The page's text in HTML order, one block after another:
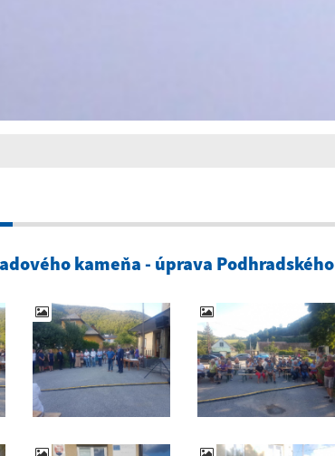
kameňa - úprava Podhradského